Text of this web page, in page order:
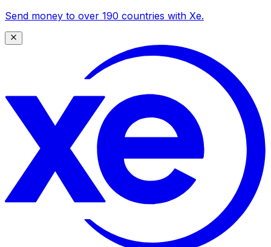
Send money to over 190 countries with Xe.